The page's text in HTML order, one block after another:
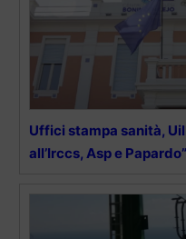
Uffici stampa sanità,
all’Irccs, Asp e Papardo”